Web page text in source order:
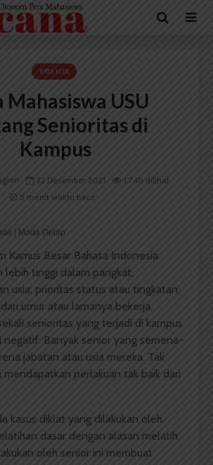
KATA KITA
Mahasiswa USU
Senioritas di
Kampus
22 Desember 2021
1,748 dilihat
5 menit waktu baca
| Moda Gelap
Kamus Besar Bahasa Indonesia
lebih tinggi dalam pangkat,
usia; prioritas status atau tingkatan
umur atau lamanya bekerja.
senioritas yang terjadi di kampus
negatif. Banyak senior yang semena-
jabatan atau usia mereka. Tak
mendapatkan perlakuan tak baik dari
kasus diklat yang dilakukan oleh
dasar dengan alasan melatih
oleh senior ini membuat